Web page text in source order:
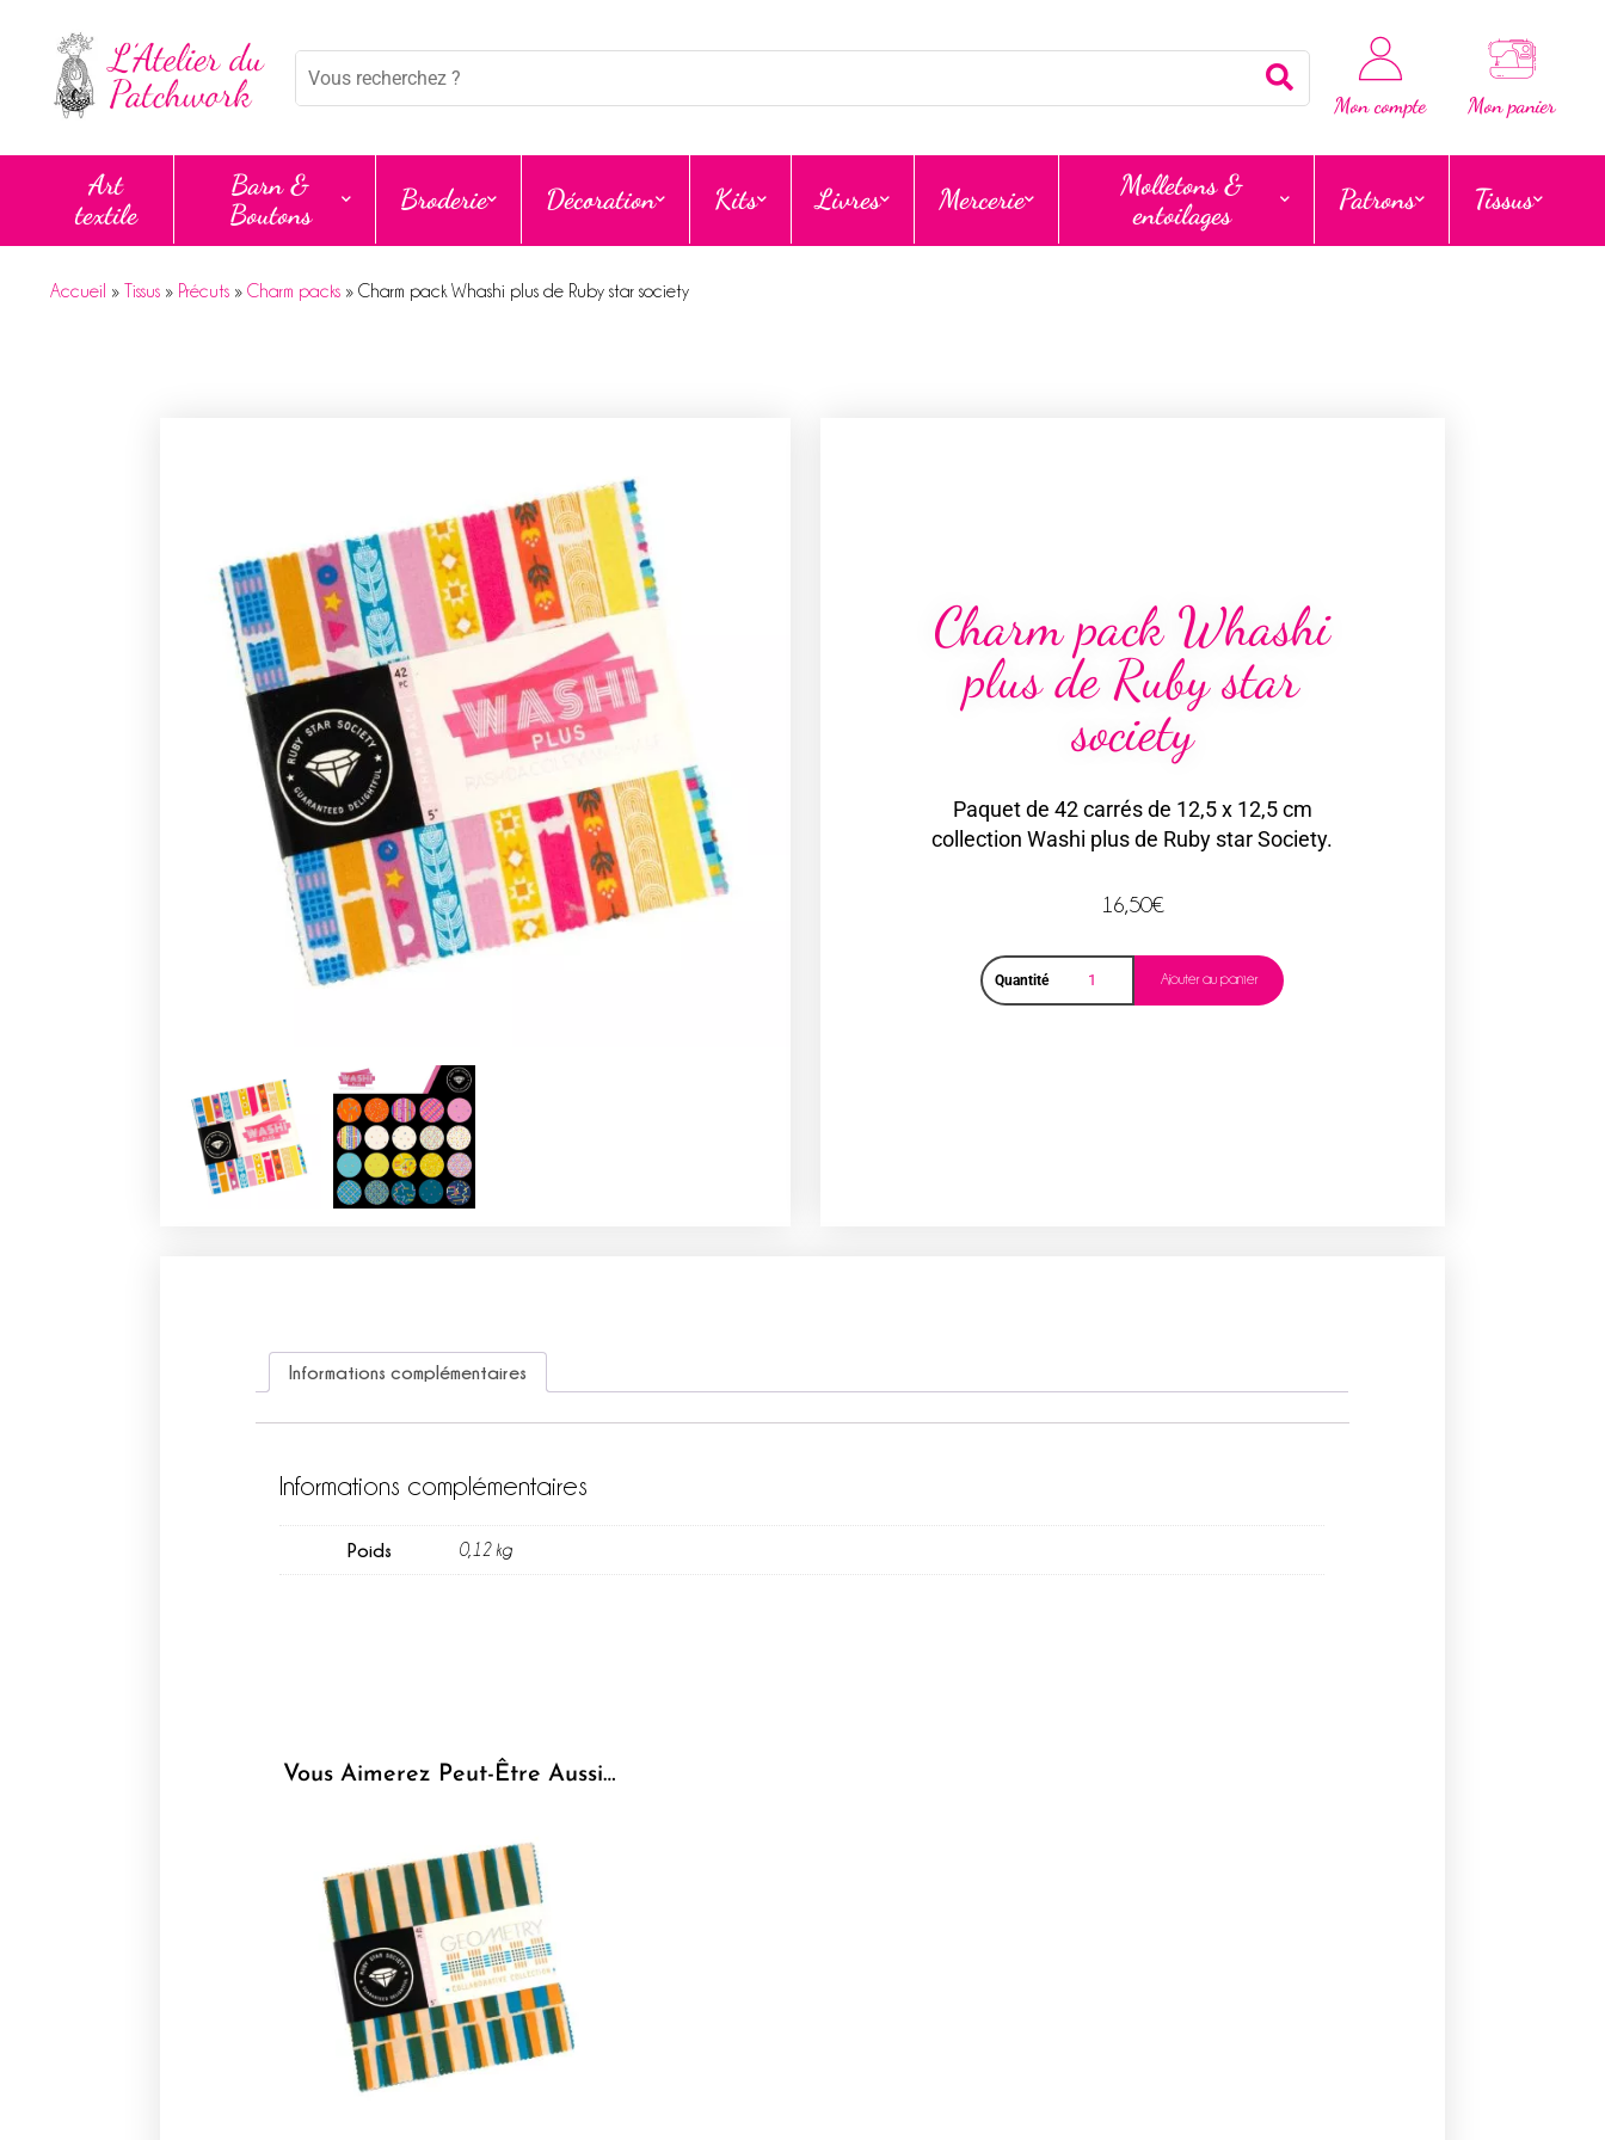
Mots
Rechercher
Mon compte Mon panier
Art
textile
Barn &
Boutons
Broderie Décoration Kits Livres Mercerie
Molletons &
entoilages
Patrons Tissus
Accueil » Tissus » Précuts » Charm packs » Charm pack Whashi plus de Ruby star society
Charm pack Whashi
plus de Ruby star
society
Paquet de 42 carrés de 12,5 x 12,5 cm
collection Washi plus de Ruby star Society.
16,50€
Quantité Ajouter au panier
Informations complémentaires
Informations complémentaires
Poids 0,12 kg
Vous Aimerez Peut-Être Aussi…